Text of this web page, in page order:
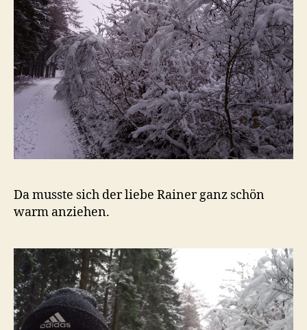
Da musste sich der liebe Rainer ganz schön
warm anziehen.